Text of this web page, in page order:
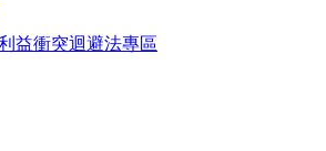
益衝突迴避法專區